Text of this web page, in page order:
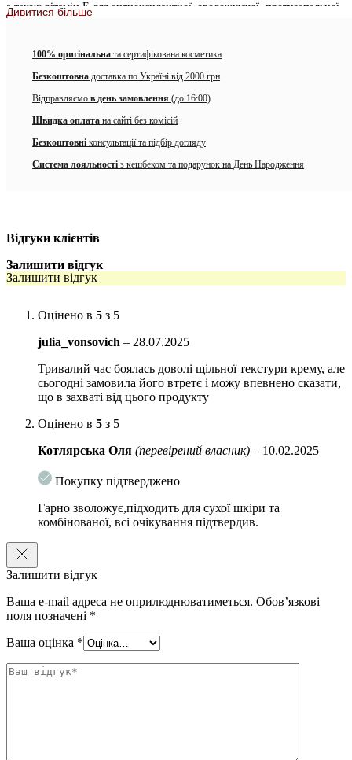
а також вітамін Е для антиоксидантної, зволожуючої, протизапальної
та відновлювальної дії. Крем для обличчя з сечовиною ідеально
дискомфорт і стягнутість, помітно зменшує шорсткість і робить її
Allantoin
помасажуйте кінчиками пальців до повного вбирання.
Використовуйте щодня.
Дивитися більше
100% оригінальна та сертифікована косметика
Безкоштовна доставка по Україні від 2000 грн
Відправляємо в день замовлення (до 16:00)
Швидка оплата на сайті без комісій
Безкоштовні консультації та підбір догляду
Система лояльності з кешбеком та подарунок на День Народження
Відгуки клієнтів
Залишити відгук
Залишити відгук
Оцінено в 5 з 5
julia_vonsovich – 28.07.2025
Тривалий час боялась доволі щільної текстури крему, але
сьогодні замовила його втретє і можу впевнено сказати,
що в захваті від цього продукту
Оцінено в 5 з 5
Котлярська Оля (перевірений власник) – 10.02.2025
Покупку підтверджено
Гарно зволожує,підходить для сухої шкіри та
комбінованої, всі очікування підтвердив.
Залишити відгук
Ваша e-mail адреса не оприлюднюватиметься. Обов’язкові
поля позначені *
Ваша оцінка *